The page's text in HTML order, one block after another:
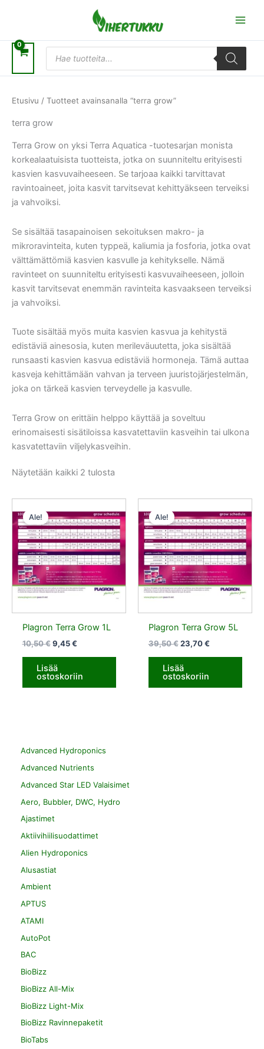
Products
search
Advanced Hydroponics
Advanced Nutrients
Advanced Star LED Valaisimet
Aero, Bubbler, DWC, Hydro
Ajastimet
Aktiivihiilisuodattimet
Alien Hydroponics
Alusastiat
Ambient
APTUS
ATAMI
AutoPot
BAC
BioBizz
BioBizz All-Mix
BioBizz Light-Mix
BioBizz Ravinnepaketit
BioTabs
Etusivu / Tuotteet avainsanalla “terra grow”
terra grow
Terra Grow on yksi Terra Aquatica -tuotesarjan monista
korkealaatuisista tuotteista, jotka on suunniteltu erityisesti
kasvien kasvuvaiheeseen. Se tarjoaa kaikki tarvittavat
ravintoaineet, joita kasvit tarvitsevat kehittyäkseen terveiksi
ja vahvoiksi.
Se sisältää tasapainoisen sekoituksen makro- ja
mikroravinteita, kuten typpeä, kaliumia ja fosforia, jotka ovat
välttämättömiä kasvien kasvulle ja kehitykselle. Nämä
ravinteet on suunniteltu erityisesti kasvuvaiheeseen, jolloin
kasvit tarvitsevat enemmän ravinteita kasvaakseen terveiksi
ja vahvoiksi.
Tuote sisältää myös muita kasvien kasvua ja kehitystä
edistäviä ainesosia, kuten merileväuutetta, joka sisältää
runsaasti kasvien kasvua edistäviä hormoneja. Tämä auttaa
kasveja kehittämään vahvan ja terveen juuristojärjestelmän,
joka on tärkeä kasvien terveydelle ja kasvulle.
Terra Grow on erittäin helppo käyttää ja soveltuu
erinomaisesti sisätiloissa kasvatettaviin kasveihin tai ulkona
kasvatettaviin viljelykasveihin.
Näytetään kaikki 2 tulosta
Ale!
Plagron Terra Grow 1L
10,50€
hinta
oli:
10,50 €.
9,45€
hinta
on:
9,45 €.
Lisää
ostoskoriin
Ale!
Plagron Terra Grow 5L
39,50€
hinta
oli:
39,50 €.
23,70€
hinta
on:
23,70 €.
Lisää
ostoskoriin